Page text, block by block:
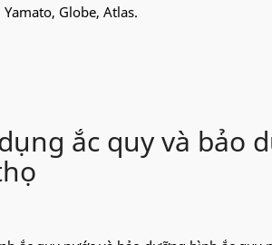
Globe, Atlas.
ắc quy và bảo